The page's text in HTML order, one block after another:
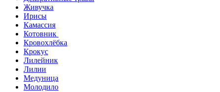
Живучка
Ирисы
Камассия
Котовник
Кровохлёбка
Крокус
Лилейник
Лилии
Медуница
Молодило